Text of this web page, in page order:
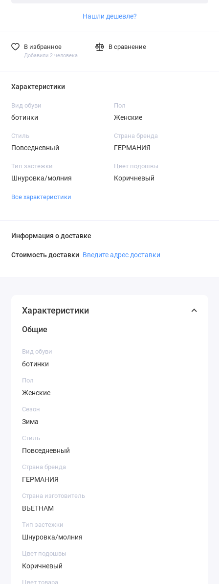
Нашли дешевле?
В избранное
Добавили 2 человека
В сравнение
Характеристики
Вид обуви
ботинки
Пол
Женские
Стиль
Повседневный
Страна бренда
ГЕРМАНИЯ
Тип застежки
Шнуровка/молния
Цвет подошвы
Коричневый
Все характеристики
Информация о доставке
Стоимость доставки Введите адрес доставки
Характеристики
Общие
Вид обуви
ботинки
Пол
Женские
Сезон
Зима
Стиль
Повседневный
Страна бренда
ГЕРМАНИЯ
Страна изготовитель
ВЬЕТНАМ
Тип застежки
Шнуровка/молния
Цвет подошвы
Коричневый
Цвет товара